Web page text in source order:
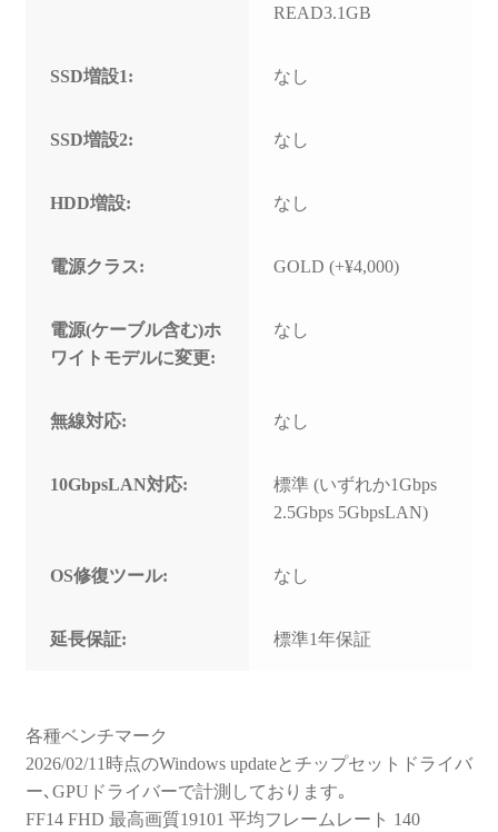
READ3.1GB
SSD増設1: なし
SSD増設2: なし
HDD増設: なし
電源クラス: GOLD (+¥4,000)
電源(ケーブル含む)ホ
ワイトモデルに変更:
なし
無線対応: なし
10GbpsLAN対応:
標準 (いずれか1Gbps
2.5Gbps 5GbpsLAN)
OS修復ツール: なし
延長保証: 標準1年保証
各種ベンチマーク
2026/02/11時点のWindows updateとチップセットドライバ
ー､GPUドライバーで計測しております｡
FF14 FHD 最高画質19101 平均フレームレート 140